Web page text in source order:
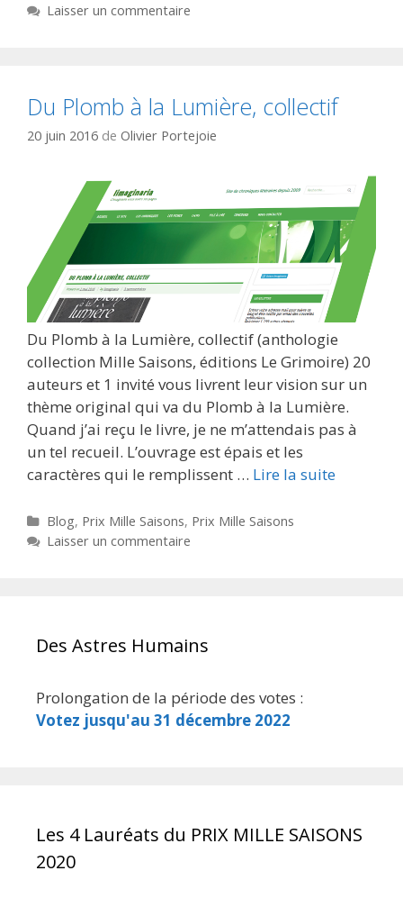
Laisser un commentaire
Du Plomb à la Lumière, collectif
20 juin 2016 de Olivier Portejoie
Du Plomb à la Lumière, collectif (anthologie
collection Mille Saisons, éditions Le Grimoire) 20
auteurs et 1 invité vous livrent leur vision sur un
thème original qui va du Plomb à la Lumière.
Quand j’ai reçu le livre, je ne m’attendais pas à
un tel recueil. L’ouvrage est épais et les
caractères qui le remplissent … Lire la suite
Catégories
Blog, Prix Mille Saisons, Prix Mille Saisons
Laisser un commentaire
Des Astres Humains
Prolongation de la période des votes :
Votez jusqu'au 31 décembre 2022
Les 4 Lauréats du PRIX MILLE SAISONS
2020